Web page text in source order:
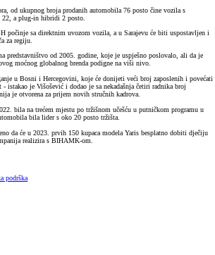
od ukupnog broja prodanih automobila 76 posto čine vozila s
a plug-in hibridi 2 posto.
počinje sa direktnim uvozom vozila, a u Sarajevu će biti uspostavljen i
za regiju.
predstavništvo od 2005. godine, koje je uspješno poslovalo, ali da je
moćnog globalnog brenda podigne na viši nivo.
u Bosni i Hercegovini, koje će donijeti veći broj zaposlenih i povećati
istakao je Višošević i dodao je sa nekadašnja četiri radnika broj
je otvorena za prijem novih stručnih kadrova.
bila na trećem mjestu po tržišnom učešću u putničkom programu u
bila lider s oko 20 posto tržišta.
da će u 2023. prvih 150 kupaca modela Yaris besplatno dobiti dječiju
realizira s BIHAMK-om.
podrška